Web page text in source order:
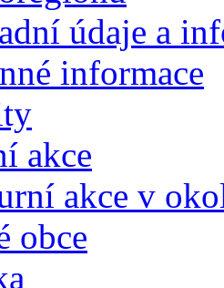
údaje a
informace
akce
akce v
obce